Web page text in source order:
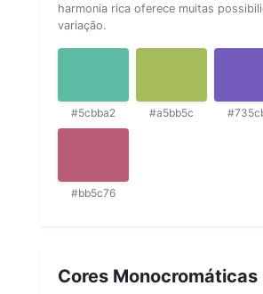
harmonia rica oferece muitas
variação.
#5cbba2 #a5bb5c
#bb5c76
Cores Monocromáticas